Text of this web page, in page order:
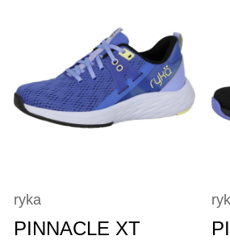
ryka
PINNACLE XT